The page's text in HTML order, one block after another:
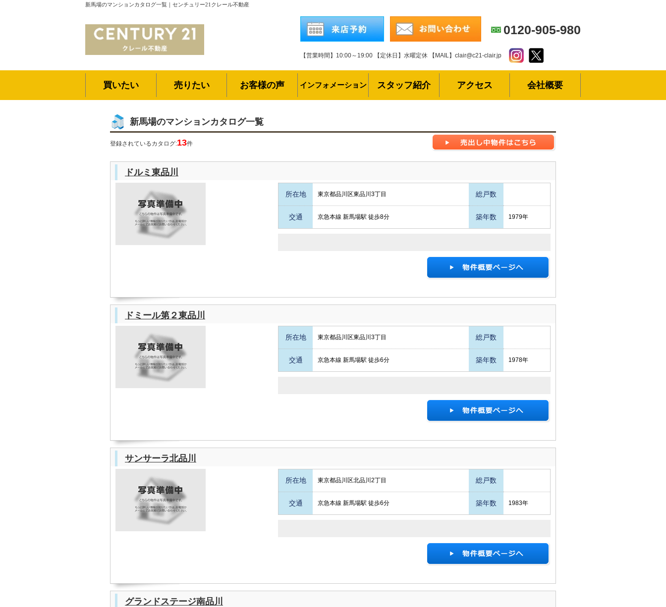
新馬場のマンションカタログ一覧｜センチュリー21クレール不動産
0120-905-980
【営業時間】10:00～19:00 【定休日】水曜定休 【MAIL】clair@c21-clair.jp
買いたい 売りたい お客様の声 インフォメーション スタッフ紹介 アクセス 会社概要
新馬場のマンションカタログ一覧
登録されているカタログ:13件
ドルミ東品川
所在地 東京都品川区東品川3丁目 総戸数
交通 京急本線 新馬場駅 徒歩8分 築年数 1979年
ドミール第２東品川
所在地 東京都品川区東品川3丁目 総戸数
交通 京急本線 新馬場駅 徒歩6分 築年数 1978年
サンサーラ北品川
所在地 東京都品川区北品川2丁目 総戸数
交通 京急本線 新馬場駅 徒歩6分 築年数 1983年
グランドステージ南品川